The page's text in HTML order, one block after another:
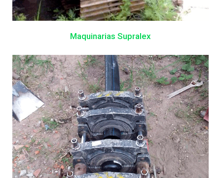
Maquinarias Supralex